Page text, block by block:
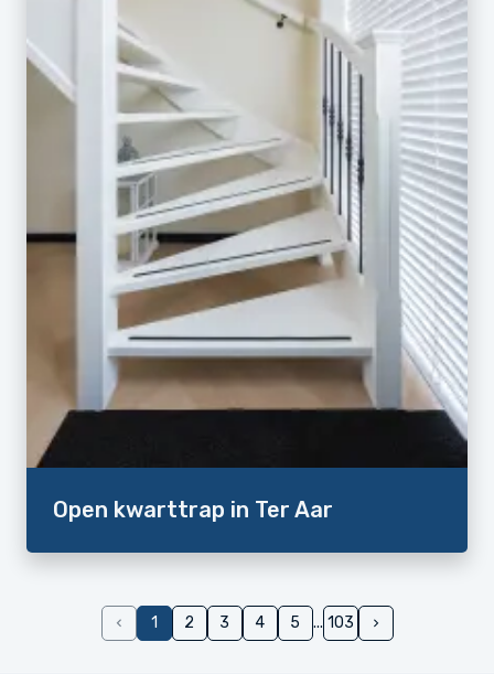
Open kwarttrap in Ter Aar
1 2 3 4 5 103